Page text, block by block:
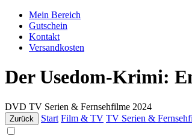
Mein Bereich
Gutschein
Kontakt
Versandkosten
Der Usedom-Krimi:
DVD TV Serien & Fernsehfilme 2024
Zurück Start Film & TV TV Serien &